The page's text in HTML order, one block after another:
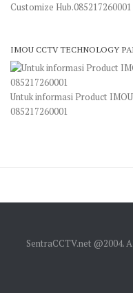
Customize Hub.085217260001
IMOU CCTV TECHNOLOGY
Untuk informasi Product
085217260001
SentraCCTV.net @2004.